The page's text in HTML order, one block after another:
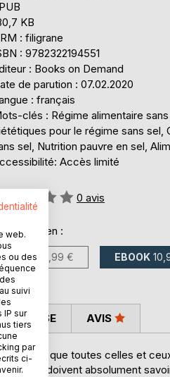
KB
: filigrane
: 9782322194551
: Books on Demand
de parution : 07.02.2020
: français
clés : Régime alimentaire
pour le régime sans sel,
sel, Nutrition pauvre en sel,
Accès limité
0 avis
en :
LIVRE 14,99 € EBOOK
que toutes celles et
doivent absolument
PRESSE AVIS
web.
ou des
suivi
sur
tiers
par
ci-